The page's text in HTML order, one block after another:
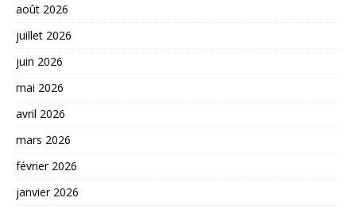
août 2026
juillet 2026
juin 2026
mai 2026
avril 2026
mars 2026
février 2026
janvier 2026